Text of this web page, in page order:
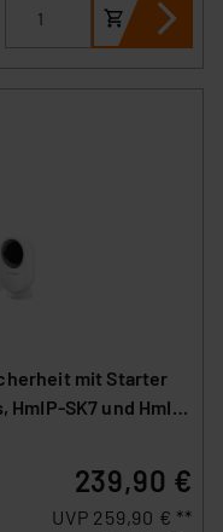
mit Starter
SK7 und HmIP-
239,90 €
UVP 259,90 € **